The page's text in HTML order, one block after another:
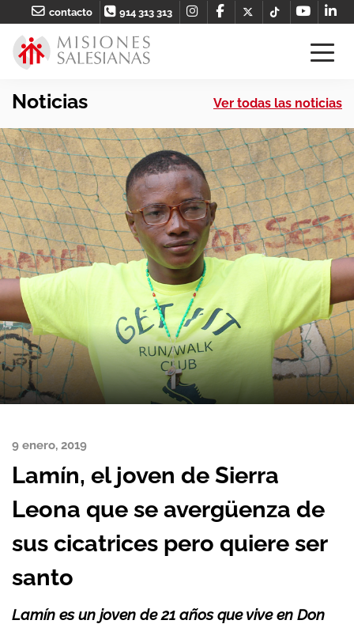
contacto 914 313 313
Noticias Ver todas las noticias
9 enero, 2019
Lamín, el joven de Sierra
Leona que se avergüenza de
sus cicatrices pero quiere ser
santo
Lamín es un joven de 21 años que vive en Don